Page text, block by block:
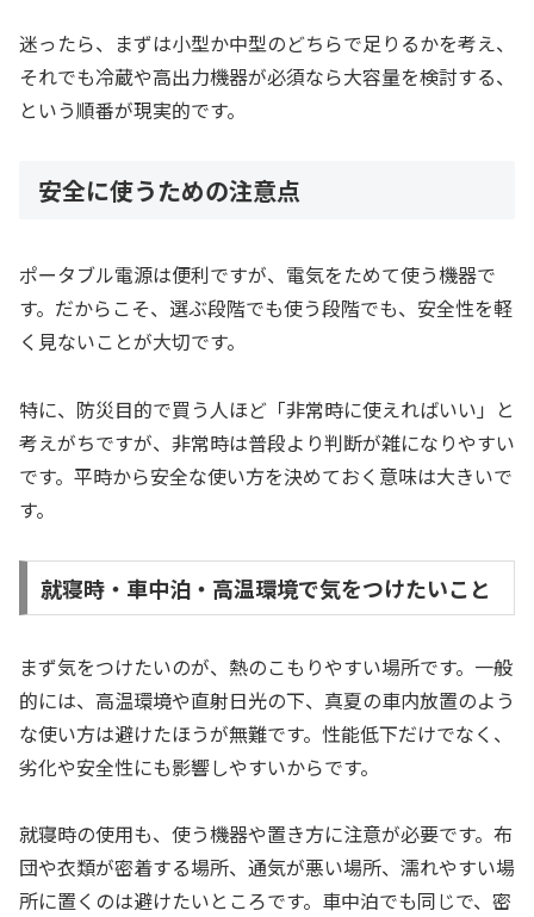
迷ったら、まずは小型か中型のどちらで足りるかを考え、
それでも冷蔵や高出力機器が必須なら大容量を検討する、
という順番が現実的です。
安全に使うための注意点
ポータブル電源は便利ですが、電気をためて使う機器で
す。だからこそ、選ぶ段階でも使う段階でも、安全性を軽
く見ないことが大切です。
特に、防災目的で買う人ほど「非常時に使えればいい」と
考えがちですが、非常時は普段より判断が雑になりやすい
です。平時から安全な使い方を決めておく意味は大きいで
す。
就寝時・車中泊・高温環境で気をつけたいこと
まず気をつけたいのが、熱のこもりやすい場所です。一般
的には、高温環境や直射日光の下、真夏の車内放置のよう
な使い方は避けたほうが無難です。性能低下だけでなく、
劣化や安全性にも影響しやすいからです。
就寝時の使用も、使う機器や置き方に注意が必要です。布
団や衣類が密着する場所、通気が悪い場所、濡れやすい場
所に置くのは避けたいところです。車中泊でも同じで、密